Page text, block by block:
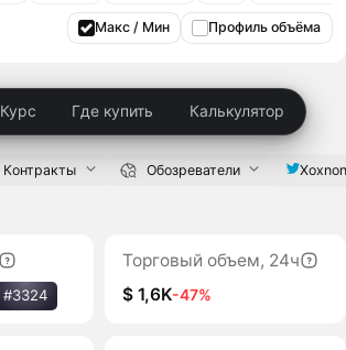
Макс / Мин Профиль объёма
Курс Где купить Калькулятор
Контракты Обозреватели
#3324
Торговый объем, 24ч
$ 1,6K-47%